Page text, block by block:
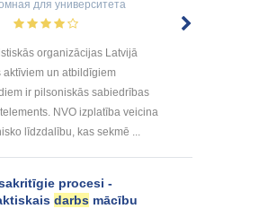
для университета
organizācijas Latvijā
aktīviem un atbildīgiem
ir pilsoniskās sabiedrības
NVO izplatība veicina
līdzdalību, kas sekmē ...
procesi -
darbs mācību